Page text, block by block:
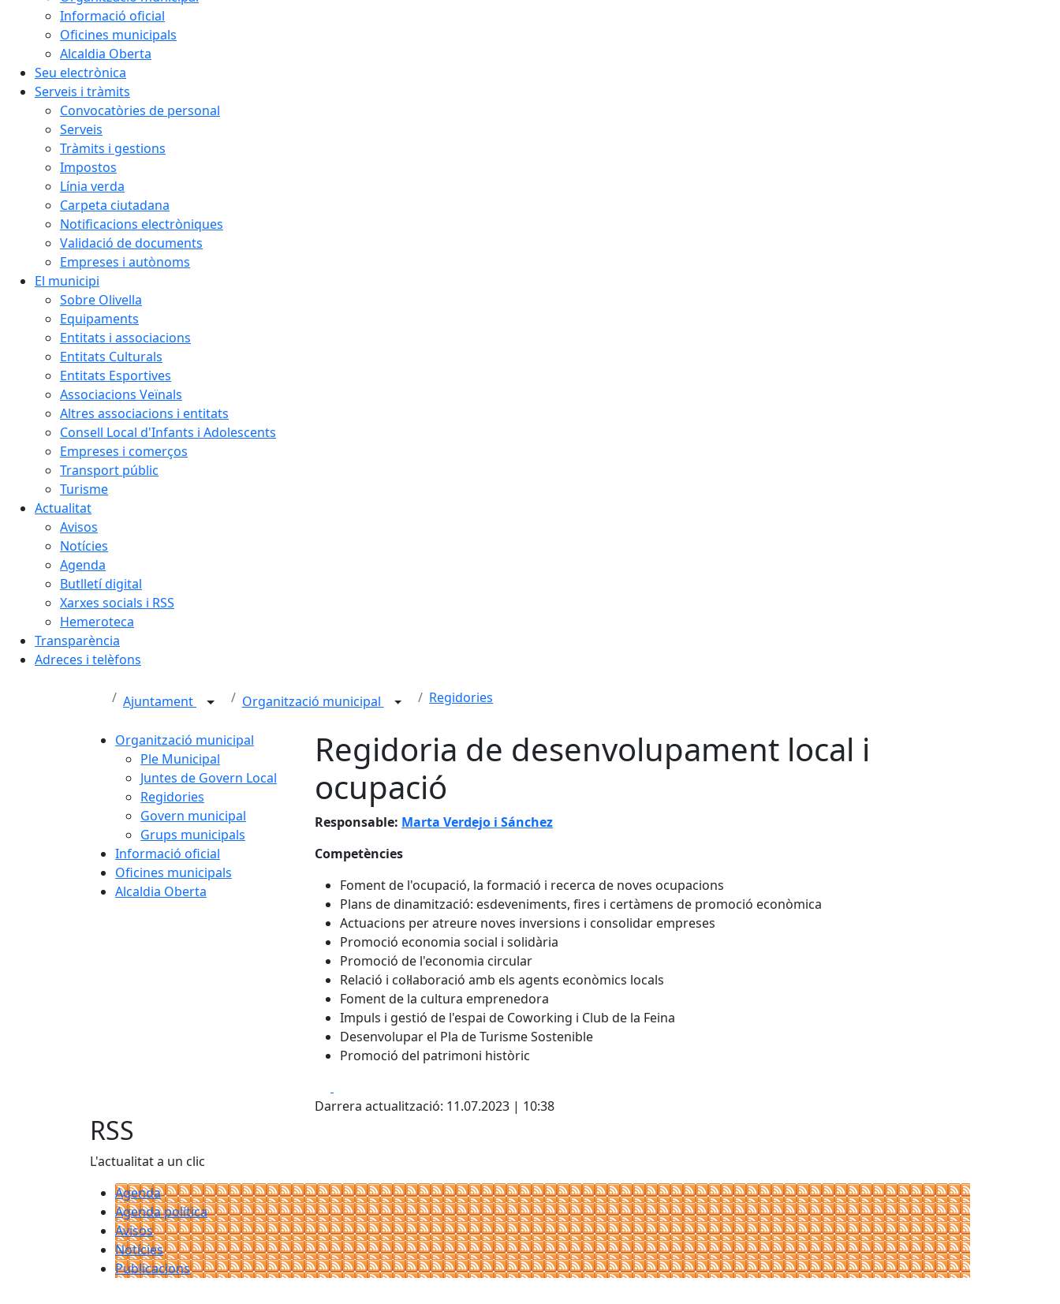
Informació oficial
Oficines municipals
Alcaldia Oberta
Seu electrònica
Serveis i tràmits
Convocatòries de personal
Serveis
Tràmits i gestions
Impostos
Línia verda
Carpeta ciutadana
Notificacions electròniques
Validació de documents
Empreses i autònoms
El municipi
Sobre Olivella
Equipaments
Entitats i associacions
Entitats Culturals
Entitats Esportives
Associacions Veïnals
Altres associacions i entitats
Consell Local d'Infants i Adolescents
Empreses i comerços
Transport públic
Turisme
Actualitat
Avisos
Notícies
Agenda
Butlletí digital
Xarxes socials i RSS
Hemeroteca
Transparència
Adreces i telèfons
Ajuntament Organització municipal Regidories
Organització municipal
Ple Municipal
Juntes de Govern Local
Regidories
Govern municipal
Grups municipals
Informació oficial
Oficines municipals
Alcaldia Oberta
Regidoria de desenvolupament local i
ocupació
Responsable: Marta Verdejo i Sánchez
Competències
Foment de l'ocupació, la formació i recerca de noves ocupacions
Plans de dinamització: esdeveniments, fires i certàmens de promoció econòmica
Actuacions per atreure noves inversions i consolidar empreses
Promoció economia social i solidària
Promoció de l'economia circular
Relació i col·laboració amb els agents econòmics locals
Foment de la cultura emprenedora
Impuls i gestió de l'espai de Coworking i Club de la Feina
Desenvolupar el Pla de Turisme Sostenible
Promoció del patrimoni històric
Darrera actualització: 11.07.2023 | 10:38
RSS
L'actualitat a un clic
Agenda
Agenda política
Avisos
Notícies
Publicacions